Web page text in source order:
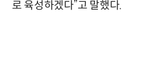
로 육성하겠다”고 말했다.